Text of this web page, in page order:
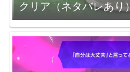
クリア（ネタバレあり）